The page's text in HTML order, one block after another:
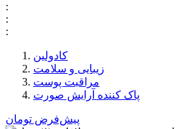
:
:
:
کادولین
زیبایی و سلامت
مراقبت پوست
پاک کننده آرایش صورت
پیش‌فرض تومان